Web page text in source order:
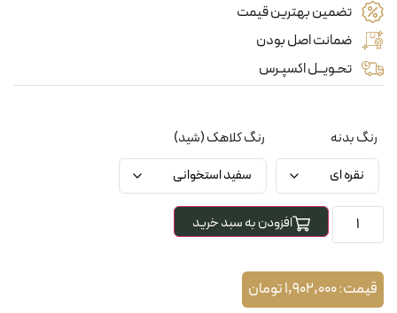
تضمین بهترین قیمت
ضمانت اصل بودن
تحـویــل اکسپـرس
رنگ بدنه رنگ کلاهک (شید)
افزودن به سبد خرید
قیمت:1,902,000تومان